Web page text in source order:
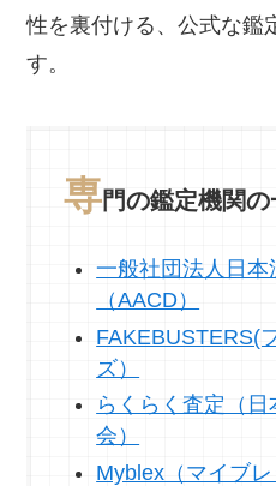
性を裏付ける、公式な鑑
す。
専門の鑑定機関の
一般社団法人日
（AACD）
FAKEBUSTERS(
ズ）
らくらく査定（
会）
Myblex（マイブレ